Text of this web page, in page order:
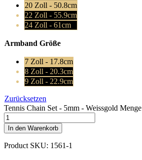
20 Zoll - 50.8cm
22 Zoll - 55.9cm
24 Zoll - 61cm
Armband Größe
7 Zoll - 17.8cm
8 Zoll - 20.3cm
9 Zoll - 22.9cm
Zurücksetzen
Tennis Chain Set - 5mm - Weissgold Menge
In den Warenkorb
Product SKU: 1561-1